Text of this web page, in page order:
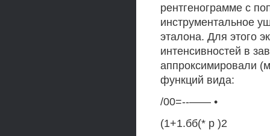
рентгенограмме с
инструментальное
эталона. Для этого
интенсивностей в
аппроксимировали
функций вида:
/00=--—— •
(1+1.бб(* р )2